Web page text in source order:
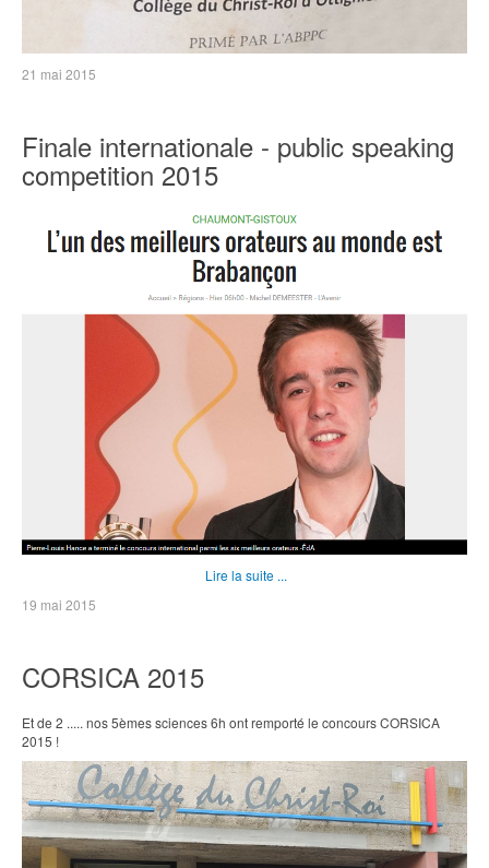
21 mai 2015
Finale internationale - public speaking
competition 2015
Lire la suite ...
19 mai 2015
CORSICA 2015
Et de 2 ..... nos 5èmes sciences 6h ont remporté le concours CORSICA
2015 !